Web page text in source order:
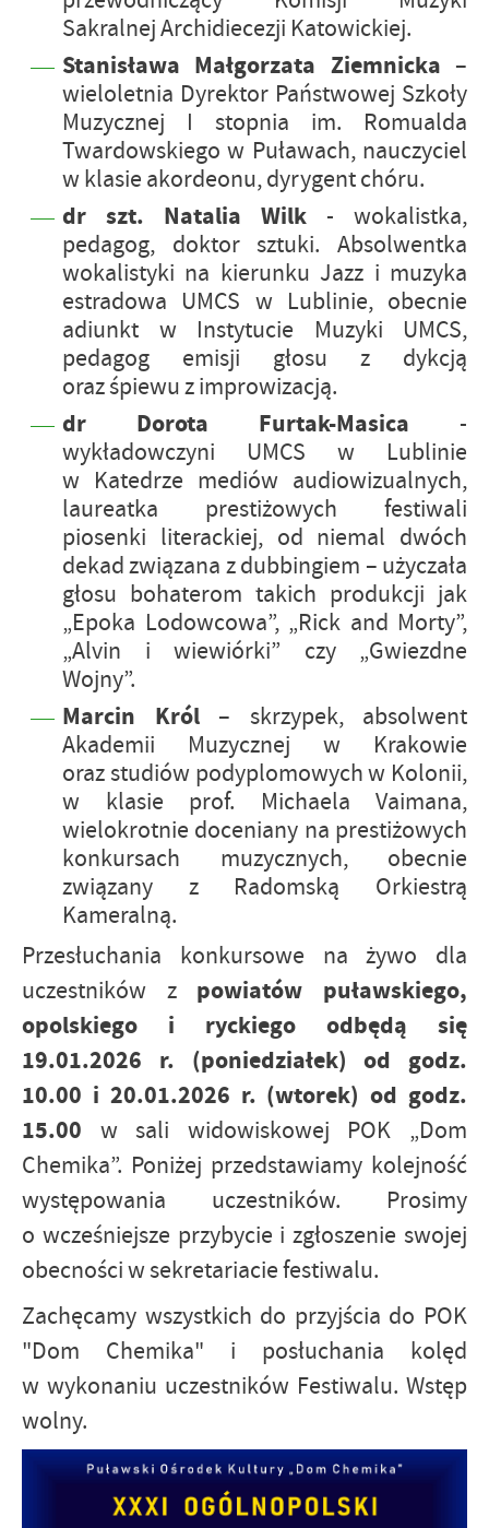
Sakralnej Archidiecezji Katowickiej.
Stanisława Małgorzata Ziemnicka –
wieloletnia Dyrektor Państwowej Szkoły
Muzycznej I stopnia im. Romualda
Twardowskiego w Puławach, nauczyciel
w klasie akordeonu, dyrygent chóru.
dr szt. Natalia Wilk - wokalistka,
pedagog, doktor sztuki. Absolwentka
wokalistyki na kierunku Jazz i muzyka
estradowa UMCS w Lublinie, obecnie
adiunkt w Instytucie Muzyki UMCS,
pedagog emisji głosu z dykcją
oraz śpiewu z improwizacją.
dr Dorota Furtak-Masica -
wykładowczyni UMCS w Lublinie
w Katedrze mediów audiowizualnych,
laureatka prestiżowych festiwali
piosenki literackiej, od niemal dwóch
dekad związana z dubbingiem – użyczała
głosu bohaterom takich produkcji jak
„Epoka Lodowcowa”, „Rick and Morty”,
„Alvin i wiewiórki” czy „Gwiezdne
Wojny”.
Marcin Król– skrzypek, absolwent
Akademii Muzycznej w Krakowie
oraz studiów podyplomowych w Kolonii,
w klasie prof. Michaela Vaimana,
wielokrotnie doceniany na prestiżowych
konkursach muzycznych, obecnie
związany z Radomską Orkiestrą
Kameralną.
Przesłuchania konkursowe na żywo dla
uczestników z powiatów puławskiego,
opolskiego i ryckiego odbędą się
19.01.2026 r. (poniedziałek) od godz.
10.00 i 20.01.2026 r. (wtorek) od godz.
15.00 w sali widowiskowej POK „Dom
Chemika”. Poniżej przedstawiamy kolejność
występowania uczestników. Prosimy
o wcześniejsze przybycie i zgłoszenie swojej
obecności w sekretariacie festiwalu.
Zachęcamy wszystkich do przyjścia do POK
"Dom Chemika" i posłuchania kolęd
w wykonaniu uczestników Festiwalu. Wstęp
wolny.